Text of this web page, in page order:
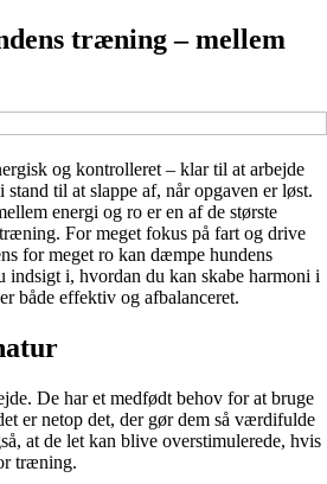
træning – mellem
og kontrolleret – klar til at arbejde
stand til at slappe af, når opgaven er løst.
energi og ro er en af de største
For meget fokus på fart og drive
for meget ro kan dæmpe hundens
indsigt i, hvordan du kan skabe harmoni i
både effektiv og afbalanceret.
De har et medfødt behov for at bruge
er netop det, der gør dem så værdifulde
at de let kan blive overstimulerede, hvis
træning.